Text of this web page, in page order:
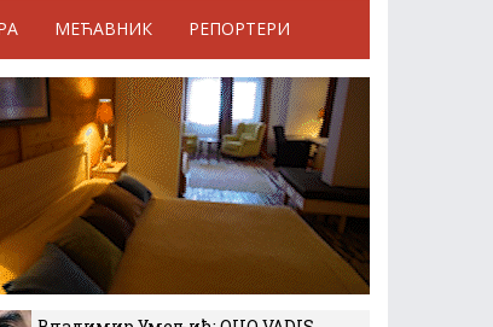
МЕЋАВНИК РЕПОРТЕРИ